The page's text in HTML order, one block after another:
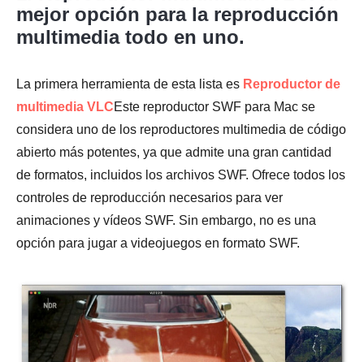
mejor opción para la reproducción
multimedia todo en uno.
La primera herramienta de esta lista es Reproductor de
multimedia VLCEste reproductor SWF para Mac se
considera uno de los reproductores multimedia de código
abierto más potentes, ya que admite una gran cantidad
de formatos, incluidos los archivos SWF. Ofrece todos los
controles de reproducción necesarios para ver
animaciones y vídeos SWF. Sin embargo, no es una
opción para jugar a videojuegos en formato SWF.